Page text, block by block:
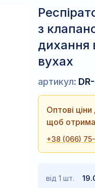
з
дихання
вухах
артикул:
Оптові
щоб
+38 (066)
від 1 шт.